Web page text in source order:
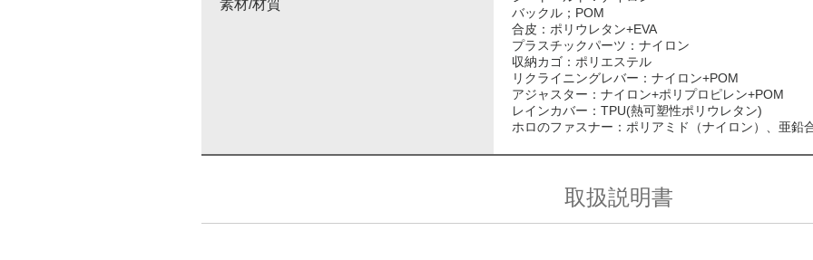
素材/材質
バックル；POM
合皮：ポリウレタン+EVA
プラスチックパーツ：ナイロン
収納カゴ：ポリエステル
リクライニングレバー：ナイロン+POM
アジャスター：ナイロン+ポリプロピレン+POM
レインカバー：TPU(熱可塑性ポリウレタン)
ホロのファスナー：ポリアミド（ナイロン）、亜鉛
取扱説明書